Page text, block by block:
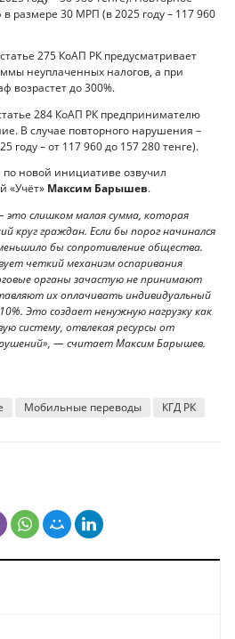
размере 30 МРП (в 2025 году – 117 960
275 КоАП РК предусматривает
неуплаченных налогов, а при
возрастет до 300%.
284 КоАП РК предпринимателю
В случае повторного нарушения –
году – от 117 960 до 157 280 тенге).
новой инициативе озвучил
«Учёт» Максим Барышев.
слишком малая сумма, которая
круг граждан. Если бы порог начинался
бы сопротивление общества.
четкий механизм оспаривания
органы зачастую не принимают
их оплачивать индивидуальный
Это создает ненужную нагрузку как
систему, отвлекая ресурсы от
— считает Максим Барышев.
Мобильные переводы КГД РК
года: официальные показатели
ограничили срок действия